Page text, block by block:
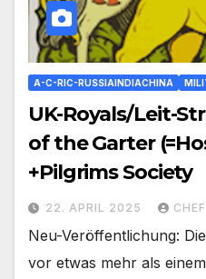
A-C-RIC-RUSSIAINDIACHINA
UK-Royals/Leit-
of the Garter
+Pilgrims Society
22. APRIL 2025
Neu-Veröffentlichung:
vor etwas mehr als